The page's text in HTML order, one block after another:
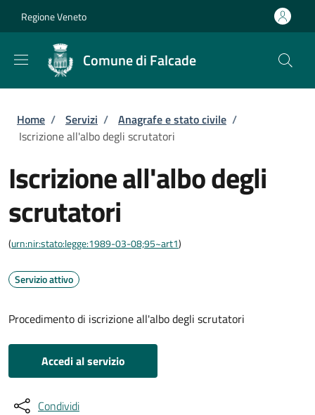
Regione Veneto
Comune di Falcade
Briciole di pane
Home / Servizi / Anagrafe e stato civile /
Iscrizione all'albo degli scrutatori
Iscrizione all'albo degli
scrutatori
(urn:nir:stato:legge:1989-03-08;95~art1)
Servizio attivo
Procedimento di iscrizione all'albo degli scrutatori
Accedi al servizio
Condividi